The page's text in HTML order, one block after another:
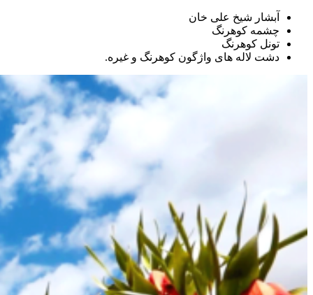
آبشار شیخ علی خان
چشمه کوهرنگ
تونل کوهرنگ
دشت لاله های واژگون کوهرنگ و غیره.